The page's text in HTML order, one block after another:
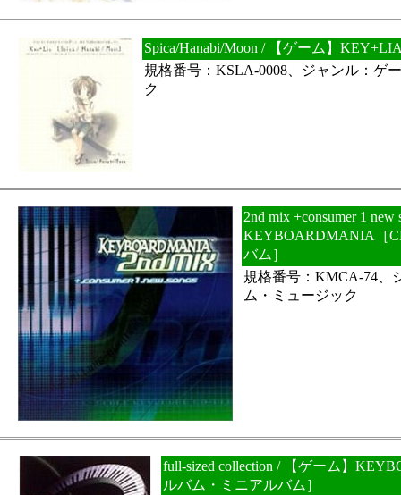
Spica/Hanabi/Moon / 【ゲーム】
規格番号：KSLA-0008、ジャンル：ゲ
ク
2nd mix +consumer 1
KEYBOARDMANIA［
バム］
規格番号：KMCA-74、
ム・ミュージック
full-sized collection / 【ゲーム】
ルバム・ミニアルバム］